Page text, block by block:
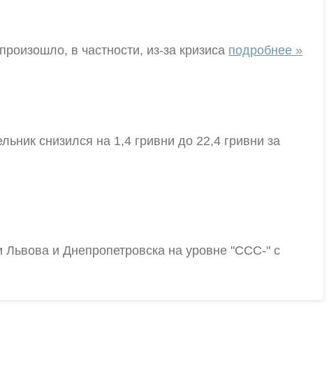
в частности, из-за кризиса подробнее »
снизился на 1,4 гривни до 22,4 гривни за
Львова и Днепропетровска на уровне "ССС-" с